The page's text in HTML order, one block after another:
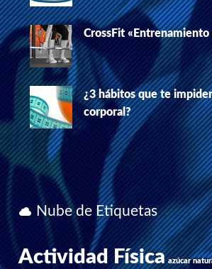
CrossFit «Entrenamiento
¿3 hábitos que te
corporal?
Nube de Etiquetas
Actividad Física azúcar